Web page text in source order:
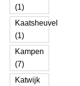
(1)
Kaatsheuvel
(1)
Kampen
(7)
Katwijk